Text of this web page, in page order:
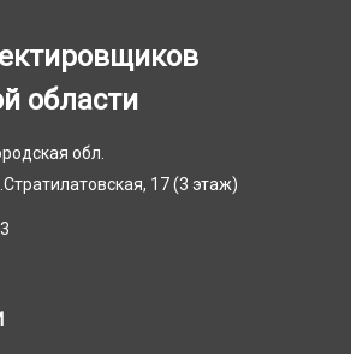
области
обл.
17 (3 этаж)